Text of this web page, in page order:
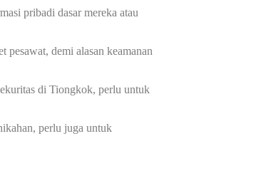
pribadi dasar mereka atau
demi alasan keamanan
di Tiongkok, perlu untuk
perlu juga untuk